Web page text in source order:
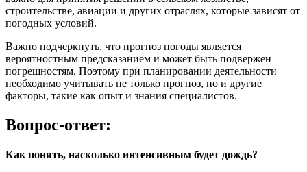
строительстве, авиации и других отраслях, которые зависят от
погодных условий.
Важно подчеркнуть, что прогноз погоды является
вероятностным предсказанием и может быть подвержен
погрешностям. Поэтому при планировании деятельности
необходимо учитывать не только прогноз, но и другие
факторы, такие как опыт и знания специалистов.
Вопрос-ответ:
Как понять, насколько интенсивным будет дождь?